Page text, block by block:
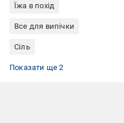
Їжа в похід
Все для випічки
Сіль
Кухонна сіль Морячка™
Сіль морська харчова
Показати ще 2